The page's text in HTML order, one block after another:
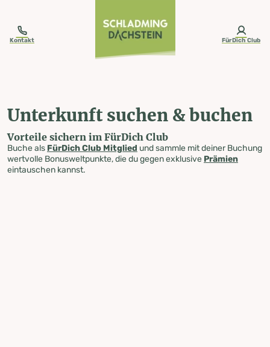
Kontakt FürDich Club
Unterkunft suchen & buchen
Vorteile sichern im FürDich Club
Buche als FürDich Club Mitglied und sammle mit deiner Buchung
wertvolle Bonusweltpunkte, die du gegen exklusive Prämien
eintauschen kannst.